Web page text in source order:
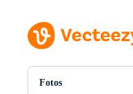
Fotos